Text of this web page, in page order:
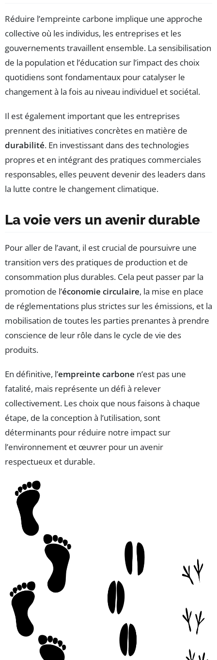
Réduire l’empreinte carbone implique une approche
collective où les individus, les entreprises et les
gouvernements travaillent ensemble. La sensibilisation
de la population et l’éducation sur l’impact des choix
quotidiens sont fondamentaux pour catalyser le
changement à la fois au niveau individuel et sociétal.
Il est également important que les entreprises
prennent des initiatives concrètes en matière de
durabilité. En investissant dans des technologies
propres et en intégrant des pratiques commerciales
responsables, elles peuvent devenir des leaders dans
la lutte contre le changement climatique.
La voie vers un avenir durable
Pour aller de l’avant, il est crucial de poursuivre une
transition vers des pratiques de production et de
consommation plus durables. Cela peut passer par la
promotion de l’économie circulaire, la mise en place
de réglementations plus strictes sur les émissions, et la
mobilisation de toutes les parties prenantes à prendre
conscience de leur rôle dans le cycle de vie des
produits.
En définitive, l’empreinte carbone n’est pas une
fatalité, mais représente un défi à relever
collectivement. Les choix que nous faisons à chaque
étape, de la conception à l’utilisation, sont
déterminants pour réduire notre impact sur
l’environnement et œuvrer pour un avenir
respectueux et durable.